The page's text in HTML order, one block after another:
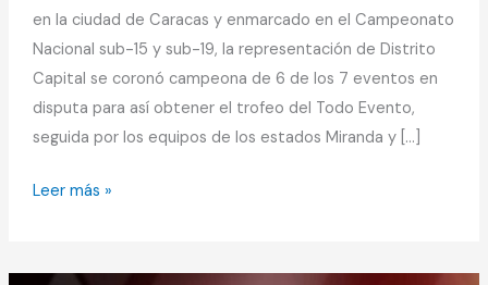
en la ciudad de Caracas y enmarcado en el Campeonato
Nacional sub-15 y sub-19, la representación de Distrito
Capital se coronó campeona de 6 de los 7 eventos en
disputa para así obtener el trofeo del Todo Evento,
seguida por los equipos de los estados Miranda y […]
Leer más »